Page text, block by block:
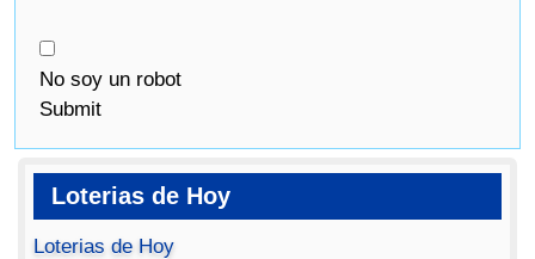
No soy un robot
Submit
Loterias de Hoy
Loterias de Hoy